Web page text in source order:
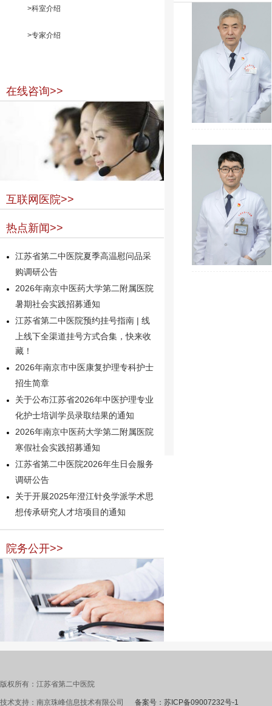
>科室介绍
>专家介绍
在线咨询>>
互联网医院>>
热点新闻>>
江苏省第二中医院夏季高温慰问品采
购调研公告
2026年南京中医药大学第二附属医院
暑期社会实践招募通知
江苏省第二中医院预约挂号指南 | 线
上线下全渠道挂号方式合集，快来收
藏！
2026年南京市中医康复护理专科护士
招生简章
关于公布江苏省2026年中医护理专业
化护士培训学员录取结果的通知
2026年南京中医药大学第二附属医院
寒假社会实践招募通知
江苏省第二中医院2026年生日会服务
调研公告
关于开展2025年澄江针灸学派学术思
想传承研究人才培项目的通知
院务公开>>
版权所有：江苏省第二中医院
技术支持：南京珠峰信息技术有限公司 备案号：苏ICP备09007232号-1